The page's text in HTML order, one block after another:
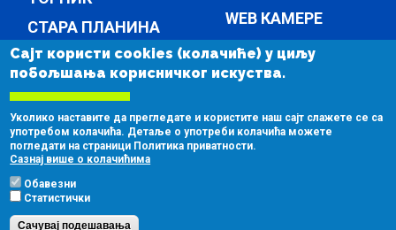
СТАРА ПЛАНИНА
КОМПАНИЈА
WEB КАМЕРЕ
ТЕМПЕРАТУРА
КОНТАКТ
ЈАВНЕ НАБАВКЕ
Сајт користи cookies (колачиће) у циљу
побољшања корисничког искуства.
Уколико наставите да прегледате и користите наш сајт слажете се са
употребом колачића. Детаље о употреби колачића можете
погледати на страници Политика приватности.
Сазнај више о колачићима
Обавезни
Статистички
Сачувај подешавања